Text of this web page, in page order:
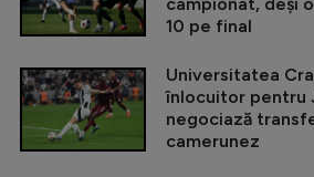
10 pe final
Universitatea
înlocuitor pentru
negociază
camerunez